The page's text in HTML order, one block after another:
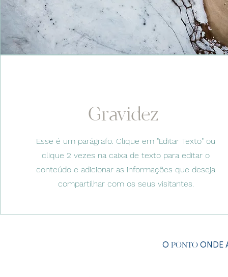
Gravidez
Esse é um parágrafo. Clique em "Editar Texto" ou
clique 2 vezes na caixa de texto para editar o
conteúdo e adicionar as informações que deseja
compartilhar com os seus visitantes.
O PONTOONDE